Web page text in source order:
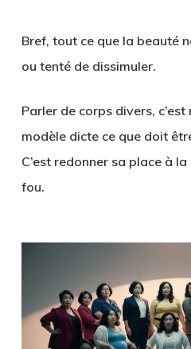
Bref, tout ce que la beauté
ou tenté de dissimuler.
Parler de corps divers, c’est
modèle dicte ce que doit
C’est redonner sa place à
fou.